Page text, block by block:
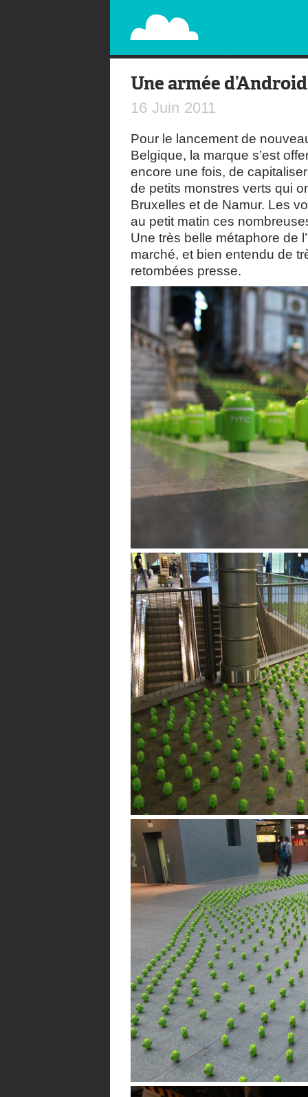
PAPERPLANE
STREET, AMBIENT, GUÉRILLA MARKETING
Une armée d’Android
16 Juin 2011
Pour le lancement de
Belgique, la marque s’est
encore une fois, de
de petits monstres verts qui
Bruxelles et de Namur. Les
au petit matin ces
Une très belle métaphore de
marché, et bien entendu de
retombées presse.